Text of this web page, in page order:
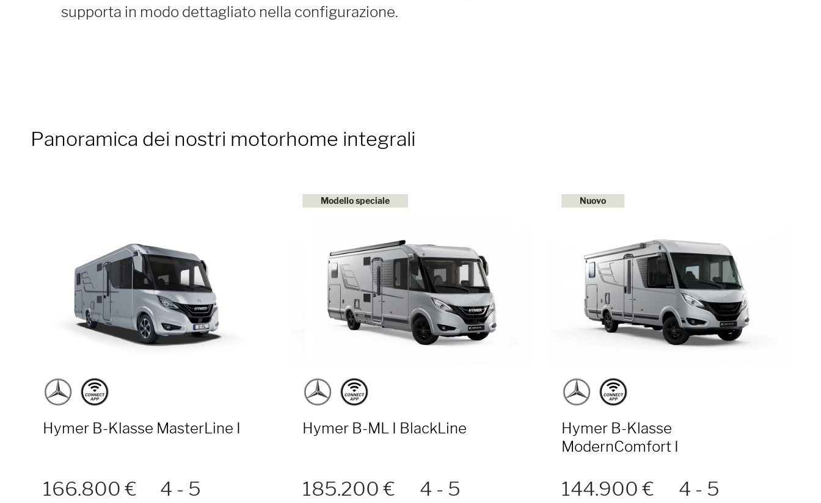
supporta in modo dettagliato nella configurazione.
Panoramica dei nostri motorhome integrali
Hymer B-Klasse MasterLine I
166.800 € 4 - 5
Modello speciale
Hymer B-ML I BlackLine
185.200 € 4 - 5
Nuovo
Hymer B-Klasse
ModernComfort I
144.900 € 4 - 5